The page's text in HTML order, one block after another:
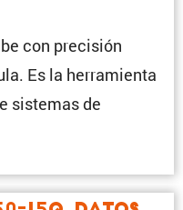
con preci­sión
Es la herra­mienta
sistemas de